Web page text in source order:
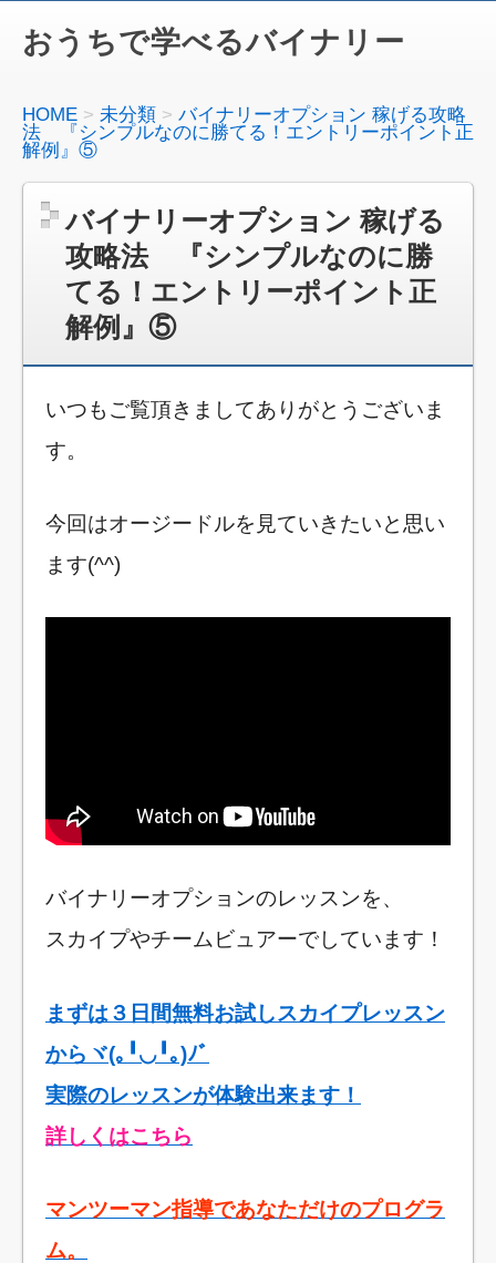
おうちで学べるバイナリー
HOME 未分類
バイナリーオプション 稼げる攻略
法 『シンプルなのに勝てる！エントリーポイント正
解例』⑤
バイナリーオプション 稼げる
攻略法 『シンプルなのに勝
てる！エントリーポイント正
解例』⑤
いつもご覧頂きましてありがとうございま
す。
今回はオージードルを見ていきたいと思い
ます(^^)
バイナリーオプションのレッスンを、
スカイプやチームビュアーでしています！
まずは３日間無料お試しスカイプレッスン
からヾ(｡╹◡╹｡)ﾉﾞ
実際のレッスンが体験出来ます！
詳しくはこちら
マンツーマン指導であなただけのプログラ
ム。